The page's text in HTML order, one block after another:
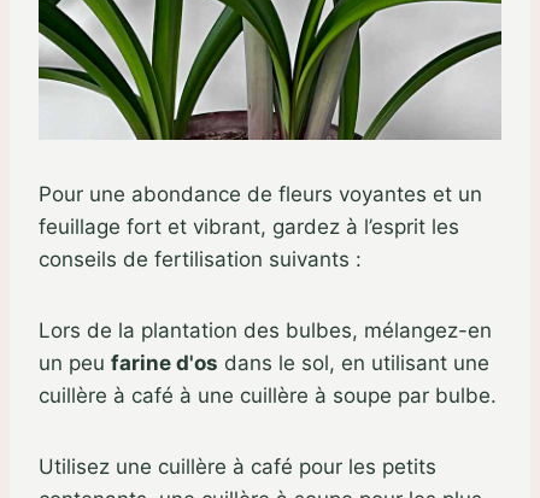
Pour une abondance de fleurs voyantes et un
feuillage fort et vibrant, gardez à l’esprit les
conseils de fertilisation suivants :
Lors de la plantation des bulbes, mélangez-en
un peu farine d'os dans le sol, en utilisant une
cuillère à café à une cuillère à soupe par bulbe.
Utilisez une cuillère à café pour les petits